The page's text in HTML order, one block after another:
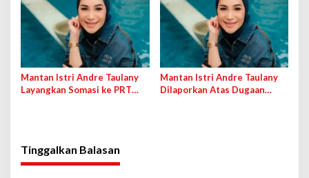
Mantan Istri Andre Taulany
Layangkan Somasi ke PRT
Mantan Istri Andre Taulany
Dilaporkan Atas Dugaan
Tinggalkan Balasan